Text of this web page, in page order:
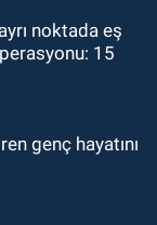
noktada eş
15
genç hayatını